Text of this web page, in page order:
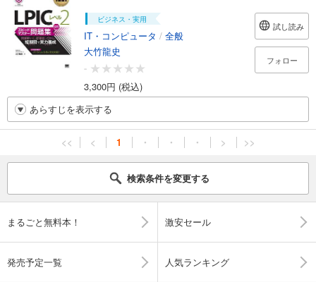
ビジネス・実用
IT・コンピュータ / 全般
大竹龍史
-
3,300円 (税込)
試し読み
フォロー
あらすじを表示する
<< < 1 ・ ・ ・ > >>
検索条件を変更する
まるごと無料本！ 激安セール
発売予定一覧 人気ランキング